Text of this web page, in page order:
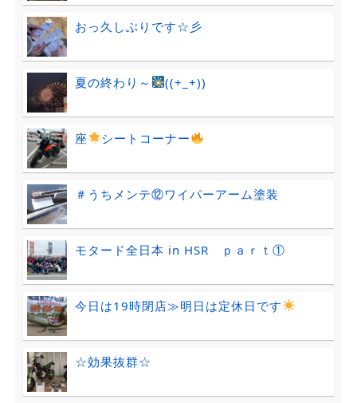
おっ久しぶりです☆彡
夏の終わり～ ((+_+))
座 シートコーナー
＃うちメンテ⑫ワイパーアーム塗装
モタード全日本 in HSR ｐａｒｔ①
今日は19時閉店≫明日は定休日です
☆効果抜群☆